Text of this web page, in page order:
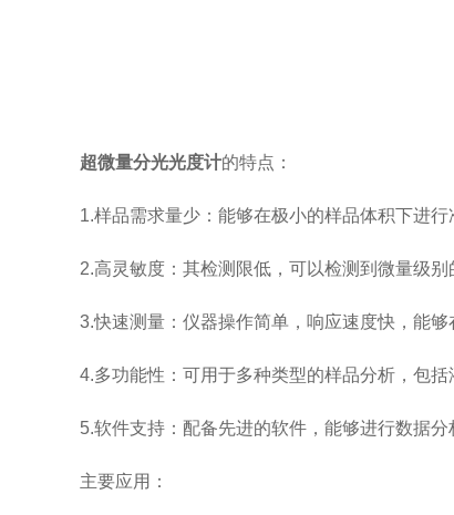
超微量分光光度计的特点：
1.样品需求量少：能够在极小的样品体积下进行
2.高灵敏度：其检测限低，可以检测到微量级别
3.快速测量：仪器操作简单，响应速度快，能够
4.多功能性：可用于多种类型的样品分析，包括
5.软件支持：配备先进的软件，能够进行数据分
主要应用：